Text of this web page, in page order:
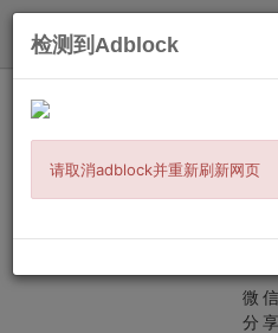
【年度钜惠】从VBA
据分析核心技能，
微
分
检测到Adblock
请取消adblock并重新刷新网页